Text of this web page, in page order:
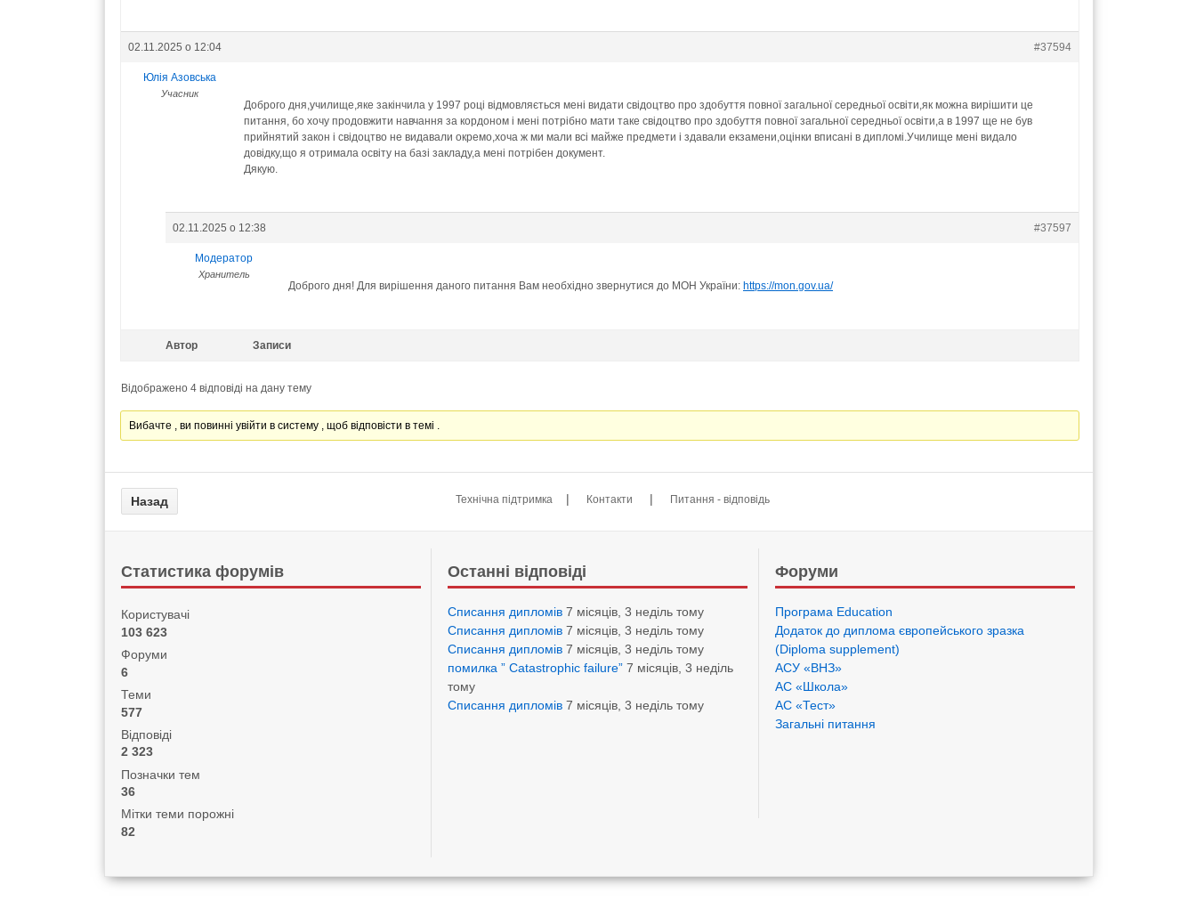
02.11.2025 о 12:04 #37594
Юлія Азовська
Учасник
Доброго дня,училище,яке закінчила у 1997 році відмовляється мені видати свідоцтво про здобуття повної загальної середньої освіти,як можна вирішити це
питання, бо хочу продовжити навчання за кордоном і мені потрібно мати таке свідоцтво про здобуття повної загальної середньої освіти,а в 1997 ще не був
прийнятий закон і свідоцтво не видавали окремо,хоча ж ми мали всі майже предмети і здавали екзамени,оцінки вписані в дипломі.Училище мені видало
довідку,що я отримала освіту на базі закладу,а мені потрібен документ.
Дякую.
02.11.2025 о 12:38 #37597
Модератор
Хранитель
Доброго дня! Для вирішення даного питання Вам необхідно звернутися до МОН України: https://mon.gov.ua/
Автор Записи
Відображено 4 відповіді на дану тему
Вибачте , ви повинні увійти в систему , щоб відповісти в темі .
Технічна підтримка | Контакти | Питання - відповідь
Статистика форумів
Користувачі
103 623
Форуми
6
Теми
577
Відповіді
2 323
Позначки тем
36
Мітки теми порожні
82
Останні відповіді
Списання дипломів 7 місяців, 3 неділь тому
Списання дипломів 7 місяців, 3 неділь тому
Списання дипломів 7 місяців, 3 неділь тому
помилка ” Catastrophic failure” 7 місяців, 3 неділь
тому
Списання дипломів 7 місяців, 3 неділь тому
Форуми
Програма Eduсation
Додаток до диплома європейського зразка
(Diploma supplement)
АСУ «ВНЗ»
АС «Школа»
АС «Тест»
Загальні питання